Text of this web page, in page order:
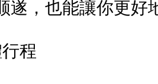
遂，也能讓你更好
程